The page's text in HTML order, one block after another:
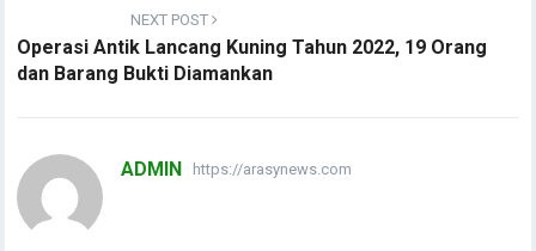
NEXT POST
Operasi Antik Lancang Kuning Tahun 2022, 19 Orang
dan Barang Bukti Diamankan
ADMIN https://arasynews.com